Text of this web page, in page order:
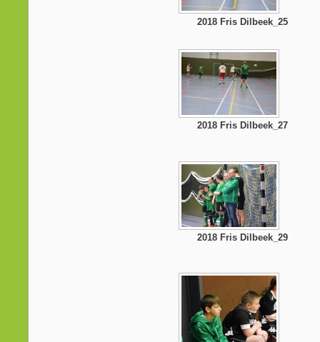
2018 Fris Dilbeek_25
2018 Fris Dilbeek_27
2018 Fris Dilbeek_29